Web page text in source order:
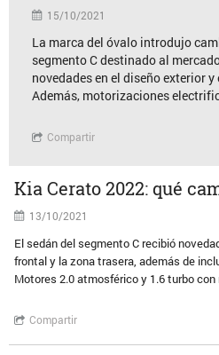
15/10/2021
La marca del óvalo introdujo
segmento C destinado al
novedades en el diseño exterior
Además, motorizaciones
Compartir
Kia Cerato 2022: qué
13/10/2021
El sedán del segmento C recibió
frontal y la zona trasera, además de
Motores 2.0 atmosférico y 1.6 turbo
Compartir